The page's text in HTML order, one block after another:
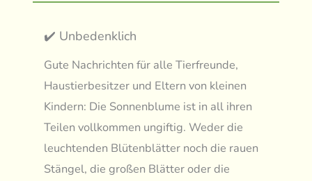
✔️ Unbedenklich
Gute Nachrichten für alle Tierfreunde,
Haustierbesitzer und Eltern von kleinen
Kindern: Die Sonnenblume ist in all ihren
Teilen vollkommen ungiftig. Weder die
leuchtenden Blütenblätter noch die rauen
Stängel, die großen Blätter oder die